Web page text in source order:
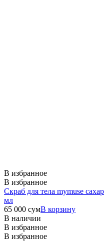
В избранное
В избранное
Скраб для тела mymuse
мл
65 000 сумВ корзину
В наличии
В избранное
В избранное